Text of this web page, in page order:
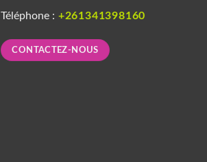
Téléphone : +261341398160
CONTACTEZ-NOUS